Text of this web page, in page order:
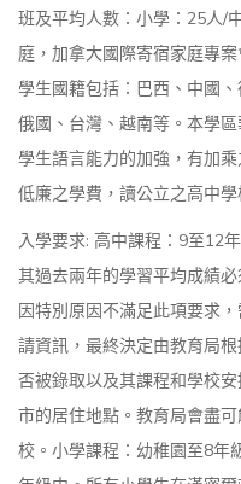
班及平均人數：小學：25人/
庭，加拿大國際寄宿家庭專
學生國籍包括：巴西、中國
俄國、台灣、越南等。本學
學生語言能力的加強，有加
低廉之學費，讀公立之高中
入學要求: 高中課程：9至12
其過去兩年的學習平均成績
因特別原因不滿足此項要求
請資訊，最終決定由教育局
否被錄取以及其課程和學校
市的居住地點。教育局會盡
校。小學課程：幼稚園至8年